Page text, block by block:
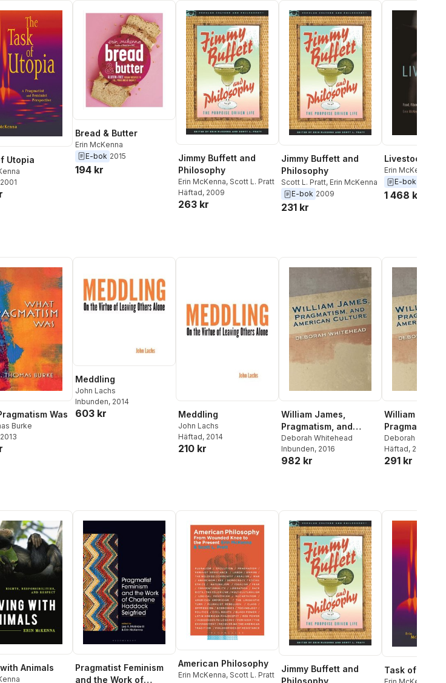
Utopia
Bread & Butter
Erin McKenna
E-bok 2015
194 kr
Jimmy Buffett and
Philosophy
Erin McKenna, Scott L. Pratt
Häftad, 2009
263 kr
Jimmy Buffett and
Philosophy
Scott L. Pratt, Erin McKenna
E-bok 2009
231 kr
Livestock
Erin McKenna
E-bok
1 468 kr
Was
Burke
Meddling
John Lachs
Inbunden, 2014
603 kr Meddling
John Lachs
Häftad, 2014
210 kr
William James,
Pragmatism, and
American Culture
Deborah Whitehead
Inbunden, 2016
982 kr
William
Pragmatism,
American
Deborah
Häftad, 2016
291 kr
Animals
Pragmatist Feminism
and the Work of
American Philosophy
Erin McKenna, Scott L. Pratt
Jimmy Buffett and
Philosophy
Task of Utopia